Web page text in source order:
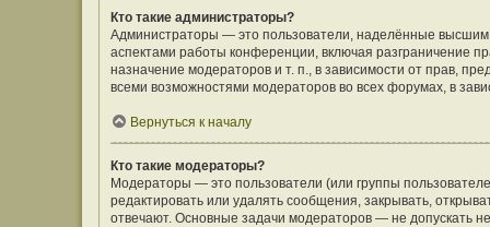
Кто такие администраторы?
Администраторы — это пользователи, наделённые
аспектами работы конференции, включая разграничение
назначение модераторов и т. п., в зависимости от прав,
всеми возможностями модераторов во всех форумах, в
Вернуться к началу
Кто такие модераторы?
Модераторы — это пользователи (или группы
редактировать или удалять сообщения, закрывать,
отвечают. Основные задачи модераторов — не допускать